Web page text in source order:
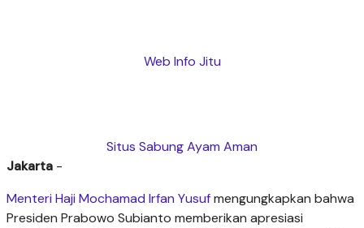
Web Info Jitu
Situs Sabung Ayam Aman
Jakarta -
Menteri Haji Mochamad Irfan Yusufmengungkapkan bahwa
Presiden Prabowo Subianto memberikan apresiasi